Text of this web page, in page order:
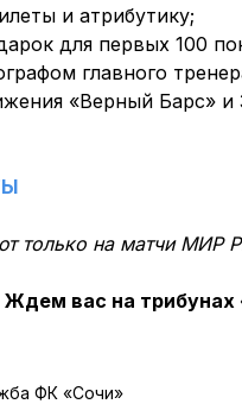
и атрибутику;
для первых 100
главного
«Верный Барс» и
только на матчи МИР
вас на трибунах
ФК «Сочи»